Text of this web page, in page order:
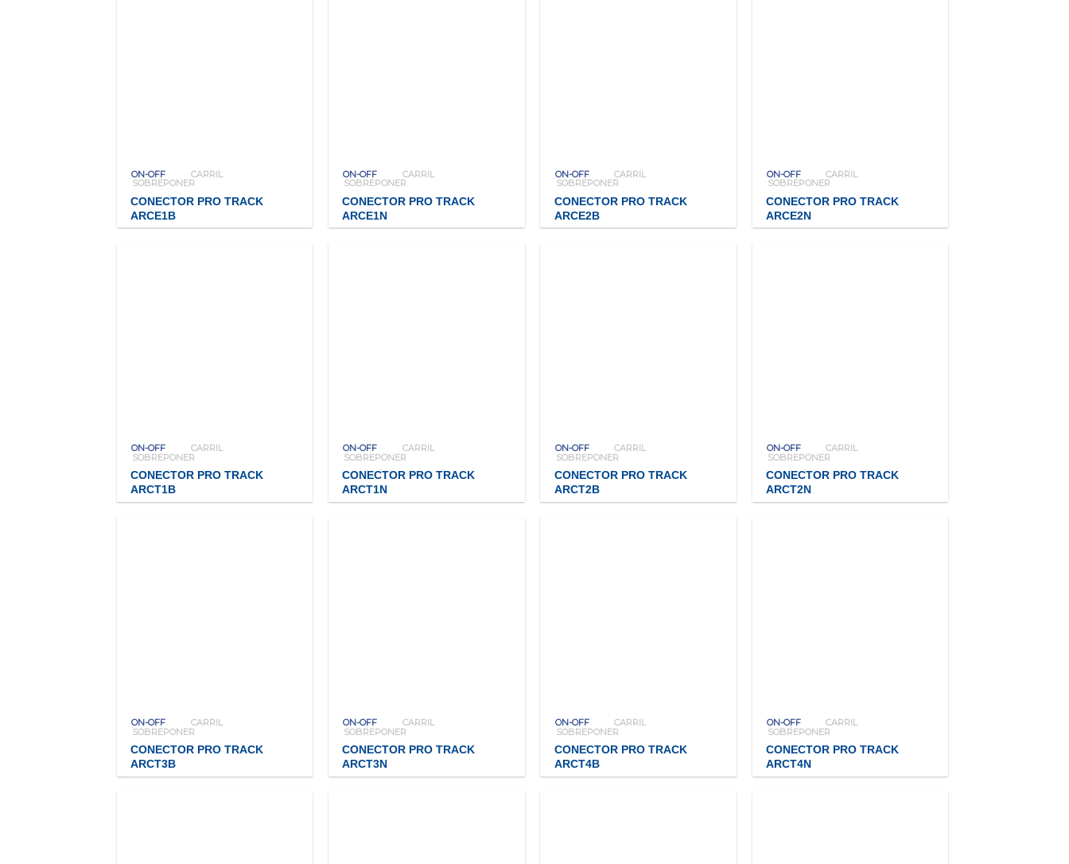
ON-OFF
CARRIL
SOBREPONER
CONECTOR PRO TRACK
ARCE1B
ON-OFF
CARRIL
SOBREPONER
CONECTOR PRO TRACK
ARCE1N
ON-OFF
CARRIL
SOBREPONER
CONECTOR PRO TRACK
ARCE2B
ON-OFF
CARRIL
SOBREPONER
CONECTOR PRO TRACK
ARCE2N
ON-OFF
CARRIL
SOBREPONER
CONECTOR PRO TRACK
ARCT1B
ON-OFF
CARRIL
SOBREPONER
CONECTOR PRO TRACK
ARCT1N
ON-OFF
CARRIL
SOBREPONER
CONECTOR PRO TRACK
ARCT2B
ON-OFF
CARRIL
SOBREPONER
CONECTOR PRO TRACK
ARCT2N
ON-OFF
CARRIL
SOBREPONER
CONECTOR PRO TRACK
ARCT3B
ON-OFF
CARRIL
SOBREPONER
CONECTOR PRO TRACK
ARCT3N
ON-OFF
CARRIL
SOBREPONER
CONECTOR PRO TRACK
ARCT4B
ON-OFF
CARRIL
SOBREPONER
CONECTOR PRO TRACK
ARCT4N